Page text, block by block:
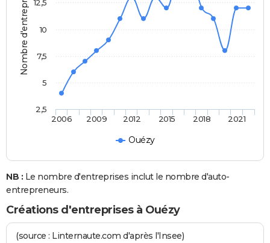
Nombre d'entreprises
Ouézy
2006 2009 2012 2015 2018 2021
2,5
5
7,5
10
12,5
NB : Le nombre d'entreprises inclut le nombre d'auto-
entrepreneurs.
Créations d'entreprises à Ouézy
(source : Linternaute.com d'après l'Insee)